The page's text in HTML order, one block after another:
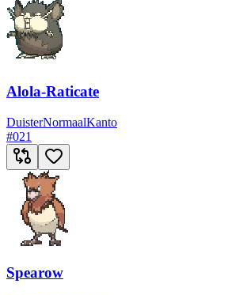
Alola-Raticate
DuisterNormaalKanto
#021
Spearow